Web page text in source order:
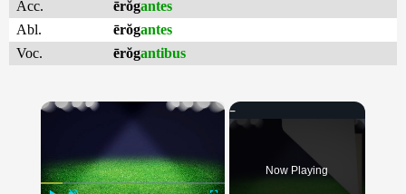
Acc.
ērŏgantes
Abl.
ērŏgantes
Voc.
ērŏgantibus
×
Now Playing